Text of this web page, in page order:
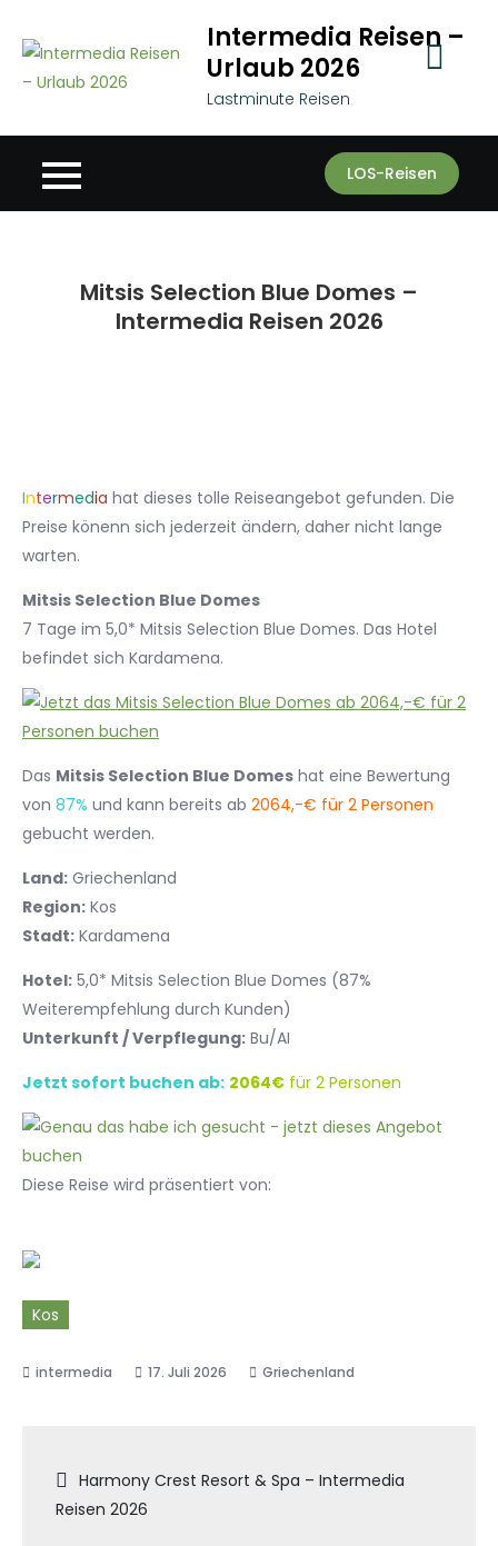
content
Intermedia Reisen –
Urlaub 2026
Lastminute Reisen
LOS-Reisen
Mitsis Selection Blue Domes –
Intermedia Reisen 2026
Intermedia hat dieses tolle Reiseangebot gefunden. Die
Preise könenn sich jederzeit ändern, daher nicht lange
warten.
Mitsis Selection Blue Domes
7 Tage im 5,0* Mitsis Selection Blue Domes. Das Hotel
befindet sich Kardamena.
Das Mitsis Selection Blue Domes hat eine Bewertung
von 87% und kann bereits ab 2064,-€ für 2 Personen
gebucht werden.
Land: Griechenland
Region: Kos
Stadt: Kardamena
Hotel: 5,0* Mitsis Selection Blue Domes (87%
Weiterempfehlung durch Kunden)
Unterkunft / Verpflegung: Bu/AI
Jetzt sofort buchen ab: 2064€ für 2 Personen
Diese Reise wird präsentiert von:
Kos
17. Juli 2026 Griechenland
Beitragsnavigation
Harmony Crest Resort & Spa – Intermedia
Reisen 2026